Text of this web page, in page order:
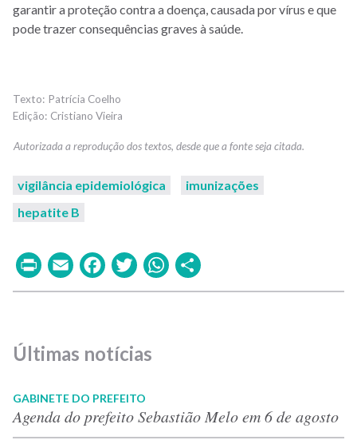
garantir a proteção contra a doença, causada por vírus e que
pode trazer consequências graves à saúde.
Patrícia Coelho
Cristiano Vieira
vigilância epidemiológica
imunizações
hepatite B
PrintEmailFacebook
TwitterWhatsApp
Últimas notícias
GABINETE DO PREFEITO
Agenda do prefeito Sebastião Melo em 6 de agosto